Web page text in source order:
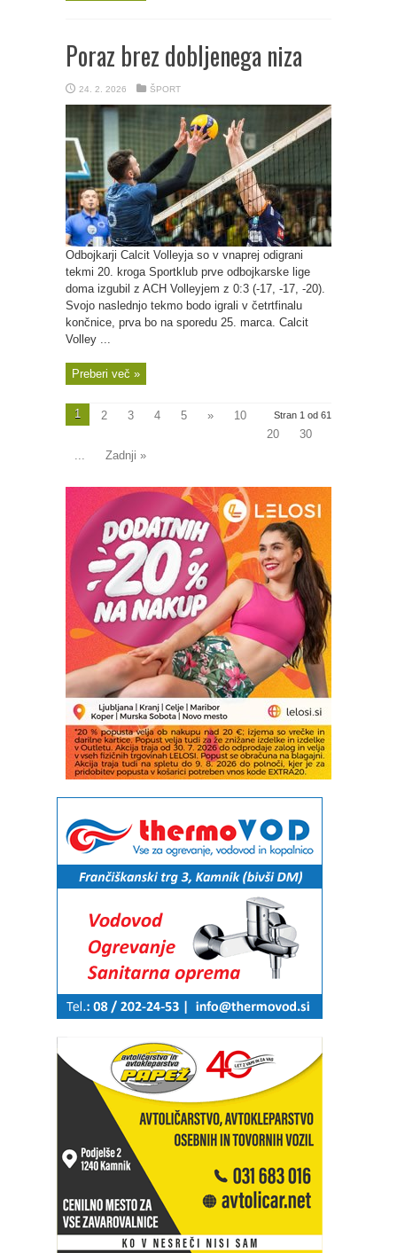
Poraz brez dobljenega niza
24. 2. 2026 ŠPORT
Odbojkarji Calcit Volleyja so v vnaprej odigrani
tekmi 20. kroga Sportklub prve odbojkarske lige
doma izgubil z ACH Volleyjem z 0:3 (-17, -17, -20).
Svojo naslednjo tekmo bodo igrali v četrtfinalu
končnice, prva bo na sporedu 25. marca. Calcit
Volley ...
Preberi več »
Stran 1 od 61
1 2 3 4 5 »
10
20
30
...
Zadnji »